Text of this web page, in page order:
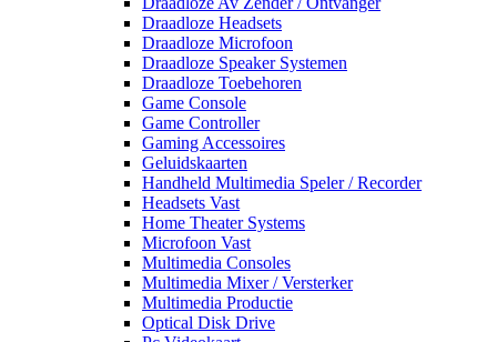
Draadloze Headsets
Draadloze Microfoon
Draadloze Speaker Systemen
Draadloze Toebehoren
Game Console
Game Controller
Gaming Accessoires
Geluidskaarten
Handheld Multimedia Speler / Recorder
Headsets Vast
Home Theater Systems
Microfoon Vast
Multimedia Consoles
Multimedia Mixer / Versterker
Multimedia Productie
Optical Disk Drive